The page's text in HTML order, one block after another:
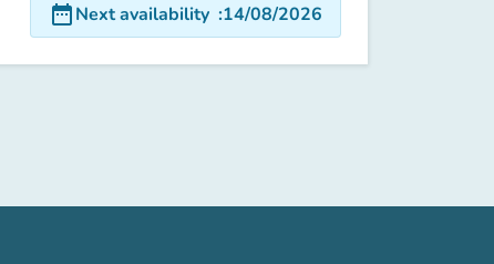
date_rangeNext availability :14/08/2026